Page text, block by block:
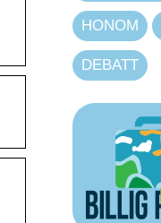
HONOM
DEBATT